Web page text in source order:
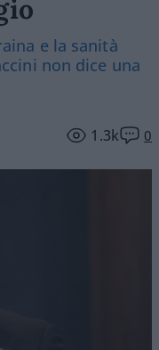
e la sanità
non dice una
1.3k 0